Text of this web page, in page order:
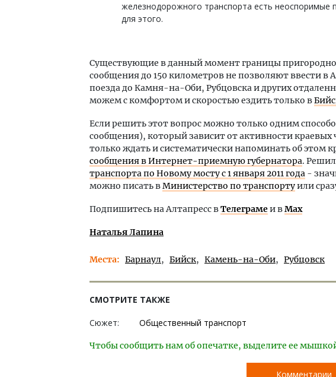
железнодорожного транспорта есть неоспоримые
для этого.
Существующие в данный момент границы
сообщения до 150 километров не позволяют ввести в
поезда до Камня-на-Оби, Рубцовска и других
можем с комфортом и скоростью ездить только в
Если решить этот вопрос можно только одним
сообщения), который зависит от активности
только ждать и систематически напоминать об этом
сообщения в Интернет-приемную губернатора.
транспорта по Новому мосту с 1 января 2011 года -
можно писать вМинистерство по транспортуили
Подпишитесь на Алтапресс вТелеграмеи вMax
Наталья Лапина
Места Барнаул Бийск Камень-на-Оби Рубцовск
СМОТРИТЕ ТАКЖЕ
Сюжет: Общественный транспорт
Чтобы сообщить нам об опечатке, выделите ее
Комментарии